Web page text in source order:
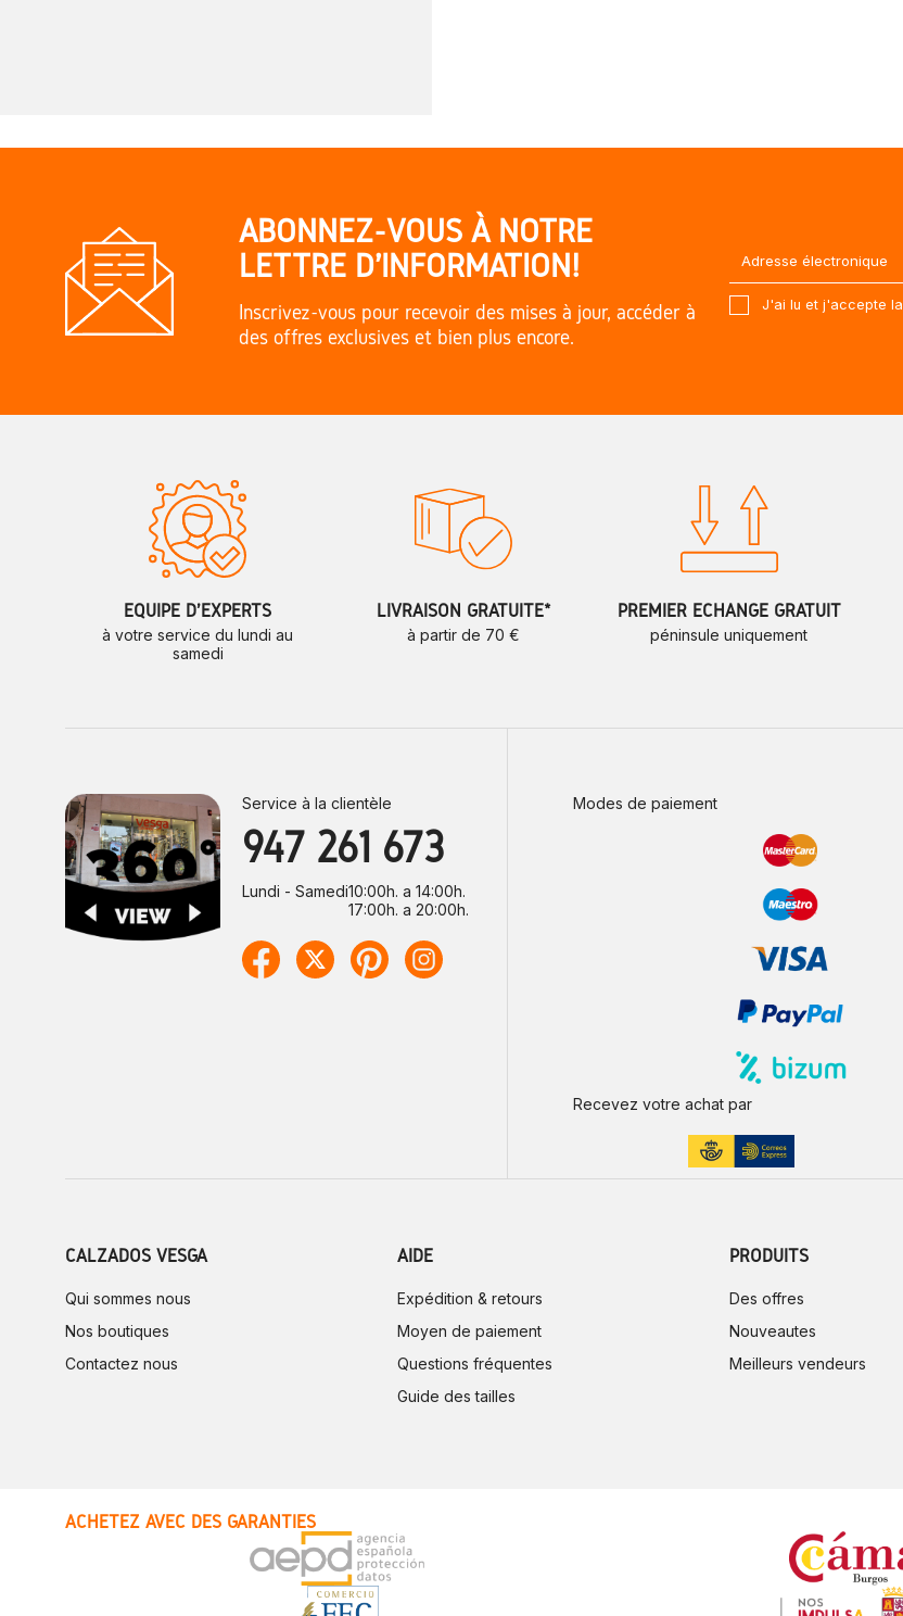
ABONNEZ-VOUS À NOTRE
LETTRE D'INFORMATION!
Inscrivez-vous pour recevoir des mises à jour, accéder à
des offres exclusives et bien plus encore.
J'ai lu et j'accepte la
ÉQUIPE D'EXPERTS
à votre service du lundi au
samedi
LIVRAISON GRATUITE*
à partir de 70 €
PREMIER ÉCHANGE GRATUIT
péninsule uniquement
Service à la clientèle
947 261 673
Lundi - Samedi10:00h. a 14:00h.
17:00h. a 20:00h.
Modes de paiement
Recevez votre achat par
CALZADOS VESGA
Qui sommes nous
Nos boutiques
Contactez nous
AIDE
Expédition & retours
Moyen de paiement
Questions fréquentes
Guide des tailles
PRODUITS
Des offres
Nouveautes
Meilleurs vendeurs
ACHETEZ AVEC DES GARANTIES